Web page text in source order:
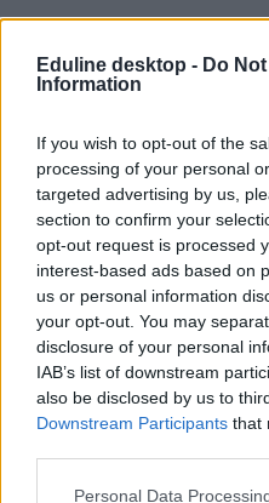
Eduline desktop - Do
Information
If you wish to opt-out of the
processing of your personal
targeted advertising by us,
section to confirm your
opt-out request is processed
interest-based ads based on
us or personal information
your opt-out. You may
disclosure of your personal
IAB’s list of downstream
also be disclosed by us to
Downstream Participants that
Personal Data